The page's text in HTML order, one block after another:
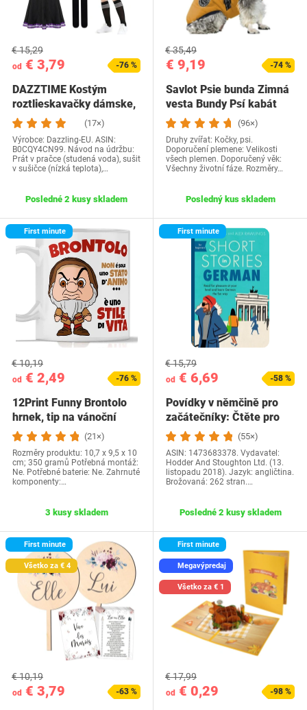
od € 3,79
€ 15,29
-76 %
DAZZTIME Kostým
roztlieskavačky dámske,
kostým…
(17×)
Výrobce: Dazzling-EU. ASIN:
B0CQY4CN99. Návod na údržbu:
Prát v pračce (studená voda), sušit
v sušičce (nízká teplota),…
Posledné 2 kusy skladem
€ 9,19
€ 35,49
-74 %
Savlot Psie bunda Zimná
vesta Bundy Psí kabát
Psí sveter…
(96×)
Druhy zvířat: Kočky, psi.
Doporučení plemene: Velikosti
všech plemen. Doporučený věk:
Všechny životní fáze. Rozměry…
Posledný kus skladem
First minute
od € 2,49
€ 10,19
-76 %
12Print Funny Brontolo
hrnek, tip na vánoční
dárek a…
(21×)
Rozměry produktu: 10,7 x 9,5 x 10
cm; 350 gramů Potřebná montáž:
Ne. Potřebné baterie: Ne. Zahrnuté
komponenty:…
3 kusy skladem
First minute
od € 6,69
€ 15,79
-58 %
Povídky v němčině pro
začátečníky: Čtěte pro
radost na své…(55×)
ASIN: 1473683378. Vydavatel:
Hodder And Stoughton Ltd. (13.
listopadu 2018). Jazyk: angličtina.
Brožovaná: 262 stran.…
Posledné 2 kusy skladem
First minute
Všetko za € 4
od € 3,79
€ 10,19
-63 %
First minute
Megavýpredaj
Všetko za € 1
od € 0,29
€ 17,99
-98 %